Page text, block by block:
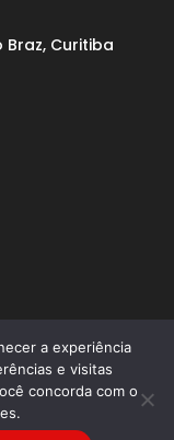
Braz, Curitiba
| Websites e
a experiência
e visitas
concorda com o